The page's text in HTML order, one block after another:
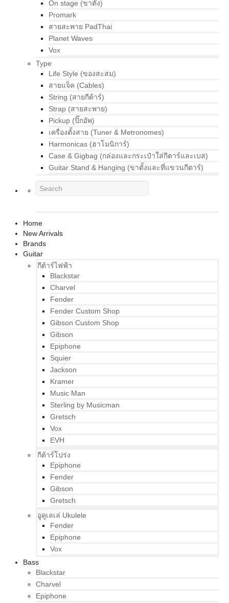
On stage (ขาตั้ง)
Promark
สายสะพาย PadThai
Planet Waves
Vox
Type
Life Style (ของสะสม)
สายแจ็ค (Cables)
String (สายกีต้าร์)
Strap (สายสะพาย)
Pickup (ปิ๊กอัพ)
เครื่องตั้งสาย (Tuner & Metronomes)
Harmonicas (ฮาโมนิการ์)
Case & Gigbag (กล่องและกระเป๋าใส่กีตาร์และเบส)
Guitar Stand & Hanging (ขาตั้งและที่แขวนกีตาร์)
Home
New Arrivals
Brands
Guitar
กีต้าร์ไฟฟ้า
Blackstar
Charvel
Fender
Fender Custom Shop
Gibson Custom Shop
Gibson
Epiphone
Squier
Jackson
Kramer
Music Man
Sterling by Musicman
Gretsch
Vox
EVH
กีต้าร์โปร่ง
Epiphone
Fender
Gibson
Gretsch
อูคูเลเล่ Ukulele
Fender
Epiphone
Vox
Bass
Blackstar
Charvel
Epiphone